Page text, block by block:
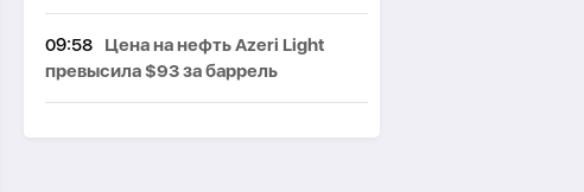
09:58
Цена на нефть Azeri Light
превысила $93 за баррель
09:45 Россия отправит в Армению